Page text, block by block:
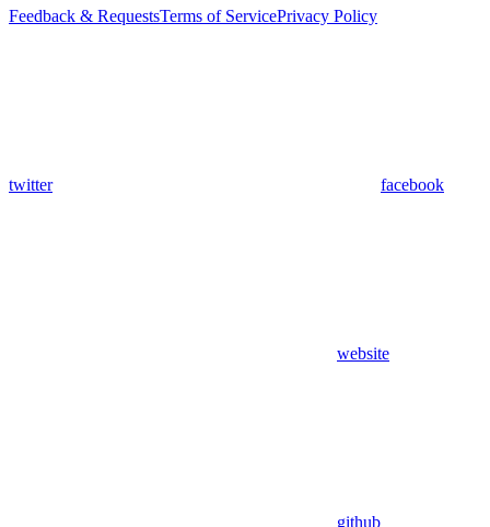
Feedback & RequestsTerms of ServicePrivacy Policy
twitter facebook
website
github